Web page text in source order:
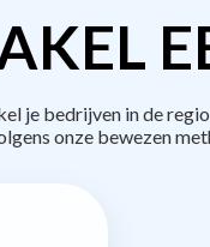
je bedrijven in de
onze bewezen